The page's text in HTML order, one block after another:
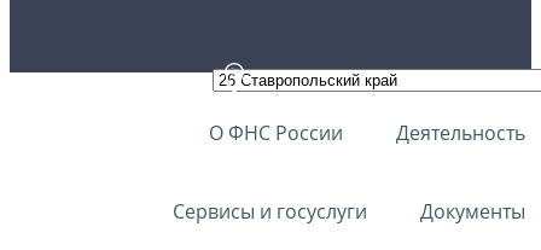
О ФНС России Деятельность
Сервисы и госуслуги Документы